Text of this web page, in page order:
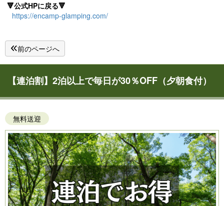
🔻公式HPに戻る🔻
https://encamp-glamping.com/
前のページへ
【連泊割】2泊以上で毎日が30％OFF（夕朝食付）
無料送迎